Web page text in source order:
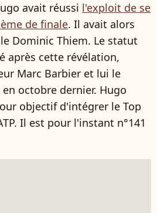
avait réussi l'exploit de se
de finale. Il avait alors
Dominic Thiem. Le statut
après cette révélation,
Marc Barbier et lui le
en octobre dernier. Hugo
objectif d'intégrer le Top
Il est pour l'instant n°141